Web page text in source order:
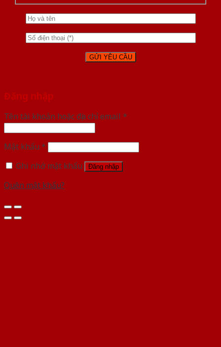
Đăng nhập
Tên tài khoản hoặc địa chỉ email *
Mật khẩu *
Ghi nhớ mật khẩu
Đăng nhập
Quên mật khẩu?